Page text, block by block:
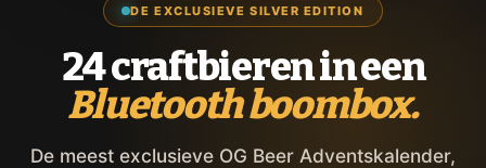
DE EXCLUSIEVE SILVER EDITION
24 craftbieren in een
Bluetooth boombox.
De meest exclusieve OG Beer Adventskalender,